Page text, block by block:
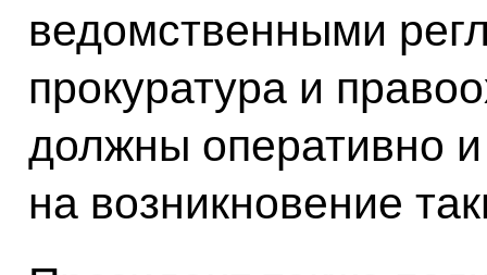
ведомственными
прокуратура и
должны оперативно и
на возникновение